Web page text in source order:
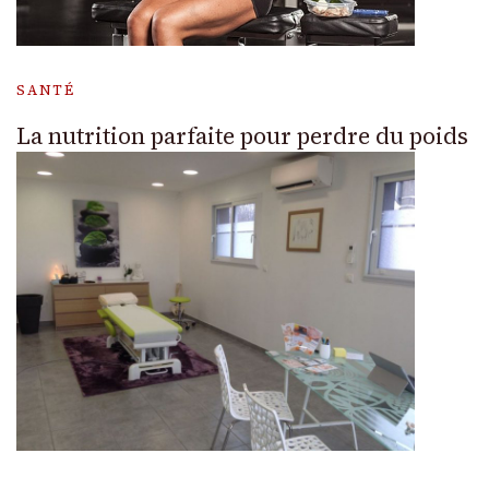
SANTÉ
La nutrition parfaite pour perdre du poids